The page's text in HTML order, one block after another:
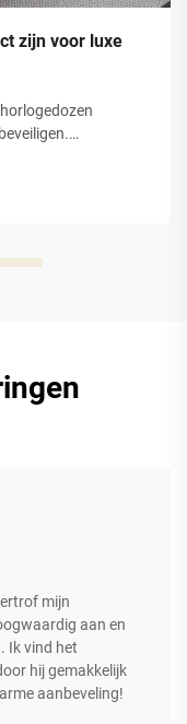
zijn voor luxe
luxe horlogedozen
mijn
aan en
Ik vind het
hij gemakkelijk
aanbeveling!